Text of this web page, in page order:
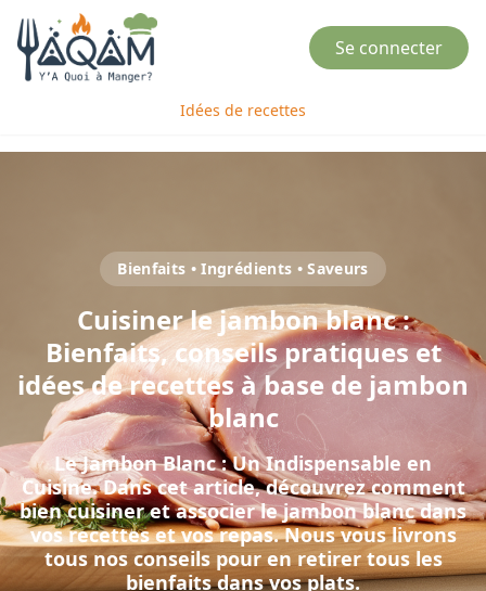
Se connecter
Idées de recettes
Bienfaits • Ingrédients • Saveurs
Cuisinerlejambon blanc:
Bienfaits, conseils pratiques et
idées de recettes à base de jambon
blanc
Le Jambon Blanc : Un Indispensable en
Cuisine. Dans cet article, découvrez comment
bien cuisiner et associerlejambon blancdans
vos recettes et vos repas. Nous vous livrons
tous nos conseils pour en retirer tous les
bienfaits dans vos plats.